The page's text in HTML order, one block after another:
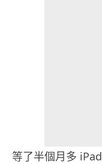
等了半個月多